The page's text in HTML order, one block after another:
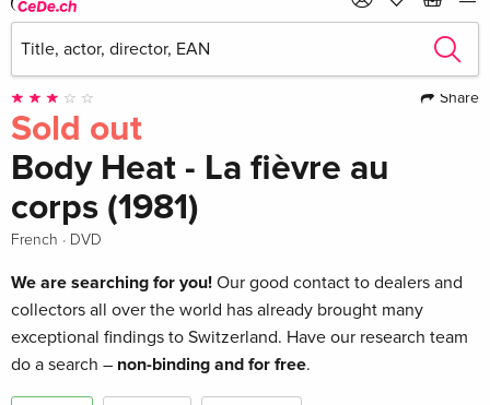
Share
Sold out
Body Heat - La fièvre au
corps (1981)
French · DVD
We are searching for you! Our good contact to dealers and
collectors all over the world has already brought many
exceptional findings to Switzerland. Have our research team
do a search – non-binding and for free.